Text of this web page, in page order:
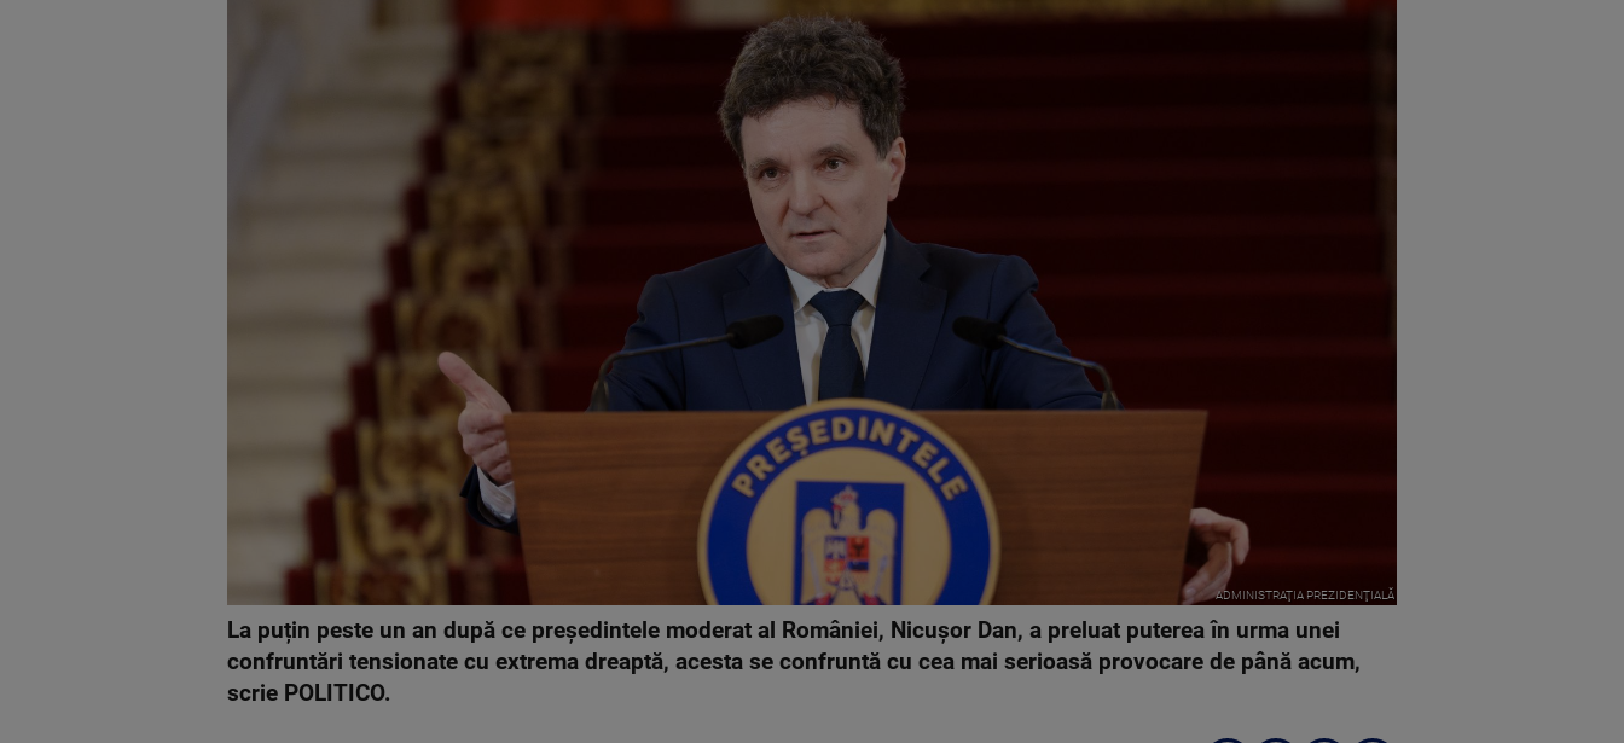
ADMINISTRAŢIA PREZIDENŢIALĂ
La puțin peste un an după ce președintele moderat al României, Nicușor Dan, a preluat puterea în urma unei
confruntări tensionate cu extrema dreaptă, acesta se confruntă cu cea mai serioasă provocare de până acum,
scrie POLITICO.